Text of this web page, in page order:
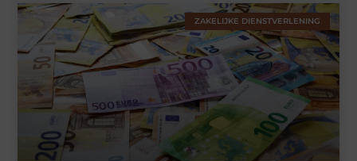
ZAKELIJKE DIENSTVERLENING